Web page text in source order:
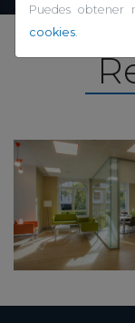
Puedes obtener
cookies